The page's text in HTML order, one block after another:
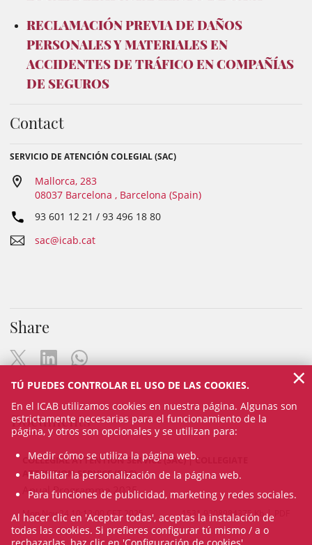
RECLAMACIÓN PREVIA DE DAÑOS
PERSONALES Y MATERIALES EN
ACCIDENTES DE TRÁFICO EN COMPAÑÍAS
DE SEGUROS
Contact
SERVICIO DE ATENCIÓN COLEGIAL (SAC)
Mallorca, 283
08037 Barcelona , Barcelona (Spain)
93 601 12 21 / 93 496 18 80
sac@icab.cat
Share
Documents
COLLEGIAL ATTENTION SERVICE (SAC) | COLLEGIATE
ATTENTION SERVICE (SAC)
Anual Programme 2025
Mon Nov 24 10:12:00 CET 2025 1531.9208984375 Kb
TÚ PUEDES CONTROLAR EL USO DE LAS COOKIES.
En el ICAB utilizamos cookies en nuestra página. Algunas son
estrictamente necesarias para el funcionamiento de la
página, y otros son opcionales y se utilizan para:
Medir cómo se utiliza la página web.
Habilitar la personalización de la página web.
Para funciones de publicidad, marketing y redes sociales.
Al hacer clic en 'Aceptar todas', aceptas la instalación de
todas las cookies. Si prefieres configurar tú mismo / a o
×